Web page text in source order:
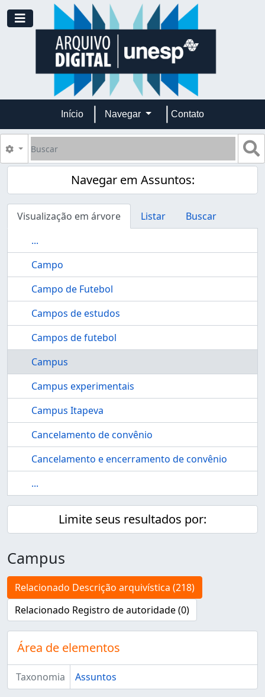
Skip to main content
Toggle navigation
Início Navegar Contato
Buscar
Opções de busca
Navegar em Assuntos:
Visualização em árvore Listar
Buscar
...
Campo
Campo de Futebol
Campos de estudos
Campos de futebol
Campus
Campus experimentais
Campus Itapeva
Cancelamento de convênio
Cancelamento e encerramento de convênio
...
Limite seus resultados por:
Campus
Relacionado Descrição arquivística (218)
Relacionado Registro de autoridade (0)
Área de elementos
Taxonomia Assuntos